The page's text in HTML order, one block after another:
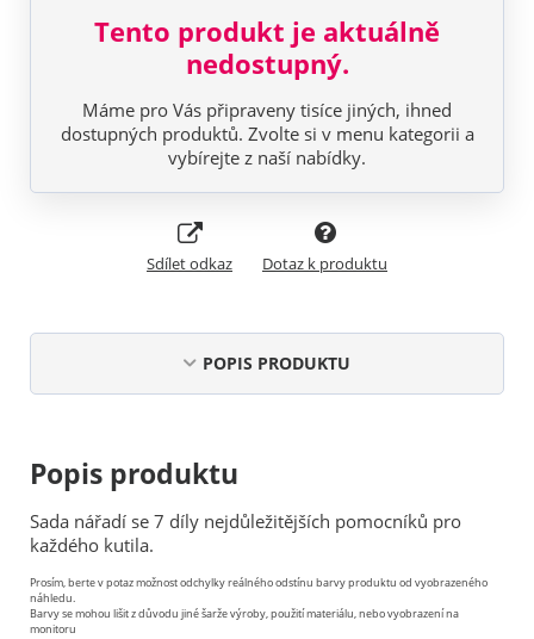
Tento produkt je aktuálně
nedostupný.
Máme pro Vás připraveny tisíce jiných, ihned
dostupných produktů. Zvolte si v menu kategorii a
vybírejte z naší nabídky.
Sdílet odkaz Dotaz k produktu
POPIS PRODUKTU
Popis produktu
Sada nářadí se 7 díly nejdůležitějších pomocníků pro
každého kutila.
Prosím, berte v potaz možnost odchylky reálného odstínu barvy produktu od vyobrazeného
náhledu.
Barvy se mohou lišit z důvodu jiné šarže výroby, použití materiálu, nebo vyobrazení na
monitoru